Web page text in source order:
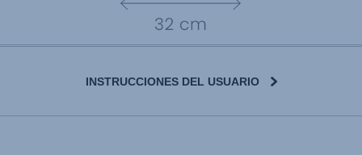
INSTRUCCIONES DEL USUARIO